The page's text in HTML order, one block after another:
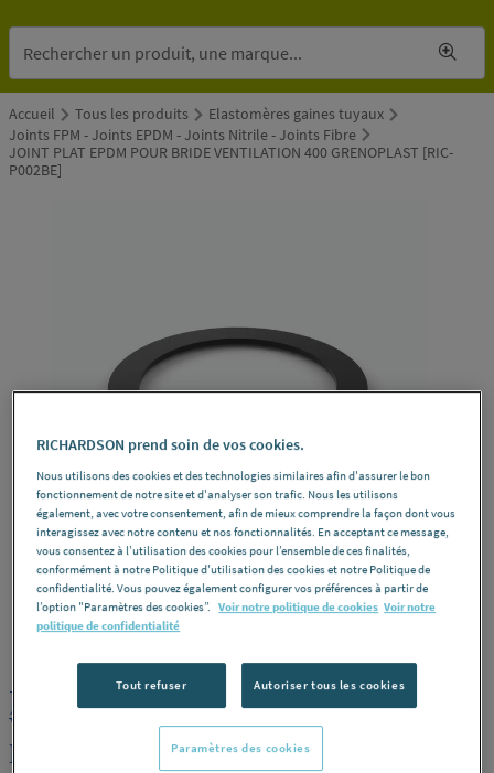
Accueil Tous les produits
Elastomères gaines tuyaux
Joints FPM - Joints EPDM - Joints Nitrile - Joints Fibre
JOINT PLAT EPDM POUR BRIDE VENTILATION 400 GRENOPLAST [RIC-
P002BE]
GRENOPLAST
JOINT PLAT EPDM POUR BRIDE
VENTILATION 400 GRENOPLAST [RIC-
P002BE]
RICHARDSON prend soin de vos cookies.
Nous utilisons des cookies et des technologies similaires afin d'assurer le bon
fonctionnement de notre site et d'analyser son trafic. Nous les utilisons
également, avec votre consentement, afin de mieux comprendre la façon dont vous
interagissez avec notre contenu et nos fonctionnalités. En acceptant ce message,
vous consentez à l’utilisation des cookies pour l’ensemble de ces finalités,
conformément à notre Politique d'utilisation des cookies et notre Politique de
confidentialité. Vous pouvez également configurer vos préférences à partir de
l’option "Paramètres des cookies”.
Voir notre politique de cookies Voir notre
politique de confidentialité
Tout refuser Autoriser tous les cookies
Paramètres des cookies